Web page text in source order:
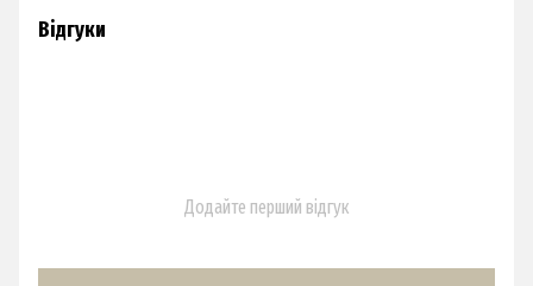
Відгуки
Додайте перший відгук